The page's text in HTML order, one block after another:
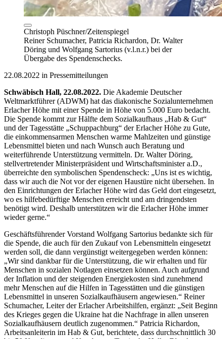
Christoph Püschner/Zeitenspiegel
Reiner Schumacher, Patricia Richardon, Dr. Walter
Döring und Wolfgang Sartorius (v.l.n.r.) bei der
Übergabe des Spendenschecks.
22.08.2022 in Pressemitteilungen
Schwäbisch Hall, 22.08.2022. Die Akademie Deutscher
Weltmarktführer (ADWM) hat das diakonische Sozialunternehmen
Erlacher Höhe mit einer Spende in Höhe von 5.000 Euro bedacht.
Die Spende kommt zur Hälfte dem Sozialkaufhaus „Hab & Gut“
und der Tagesstätte „Schuppachburg“ der Erlacher Höhe zu Gute,
die einkommensarmen Menschen warme Mahlzeiten und günstige
Lebensmittel bieten und nach Wunsch auch Beratung und
weiterführende Unterstützung vermitteln. Dr. Walter Döring,
stellvertretender Ministerpräsident und Wirtschaftsminister a.D.,
überreichte den symbolischen Spendenscheck: „Uns ist es wichtig,
dass wir auch die Not vor der eigenen Haustüre nicht übersehen. In
den Einrichtungen der Erlacher Höhe wird das Geld dort eingesetzt,
wo es hilfebedürftige Menschen erreicht und am dringendsten
benötigt wird. Deshalb unterstützen wir die Erlacher Höhe immer
wieder gerne.“
Geschäftsführender Vorstand Wolfgang Sartorius bedankte sich für
die Spende, die auch für den Zukauf von Lebensmitteln eingesetzt
werden soll, die dann vergünstigt weitergegeben werden können:
„Wir sind dankbar für die Unterstützung, die wir erhalten und für
Menschen in sozialen Notlagen einsetzen können. Auch aufgrund
der Inflation und der steigenden Energiekosten sind zunehmend
mehr Menschen auf die Hilfen in Tagesstätten und die günstigen
Lebensmittel in unseren Sozialkaufhäusern angewiesen.“ Reiner
Schumacher, Leiter der Erlacher Arbeitshilfen, ergänzt: „Seit Beginn
des Krieges gegen die Ukraine hat die Nachfrage in allen unseren
Sozialkaufhäusern deutlich zugenommen.“ Patricia Richardon,
Arbeitsanleiterin im Hab & Gut, berichtete, dass durchschnittlich 30